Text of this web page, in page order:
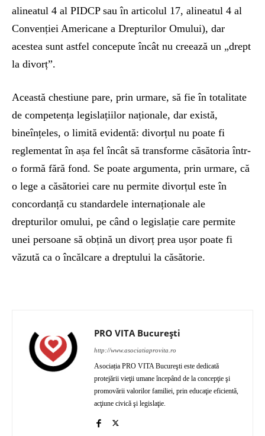
alineatul 4 al PIDCP sau în articolul 17, alineatul 4 al
Convenției Americane a Drepturilor Omului), dar
acestea sunt astfel concepute încât nu creează un „drept
la divorț”.
Această chestiune pare, prin urmare, să fie în totalitate
de competența legislațiilor naționale, dar există,
bineînțeles, o limită evidentă: divorțul nu poate fi
reglementat în așa fel încât să transforme căsătoria într-
o formă fără fond. Se poate argumenta, prin urmare, că
o lege a căsătoriei care nu permite divorțul este în
concordanță cu standardele internaționale ale
drepturilor omului, pe când o legislație care permite
unei persoane să obțină un divorț prea ușor poate fi
văzută ca o încălcare a dreptului la căsătorie.
PRO VITA București
http://www.asociatiaprovita.ro
Asociația PRO VITA Bucureşti este dedicată
protejării vieţii umane începând de la concepţie şi
promovării valorilor familiei, prin educaţie eficientă,
acţiune civică şi legislaţie.